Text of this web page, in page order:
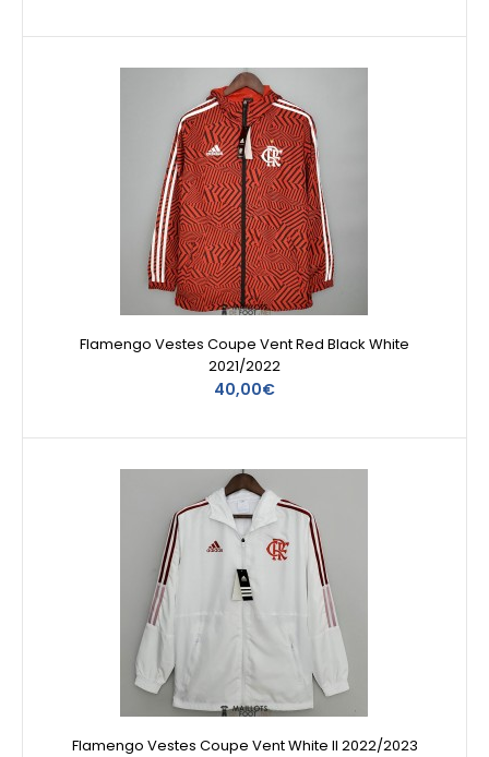
Flamengo Vestes Coupe Vent Red Black White
2021/2022
40,00€
Flamengo Vestes Coupe Vent White II 2022/2023